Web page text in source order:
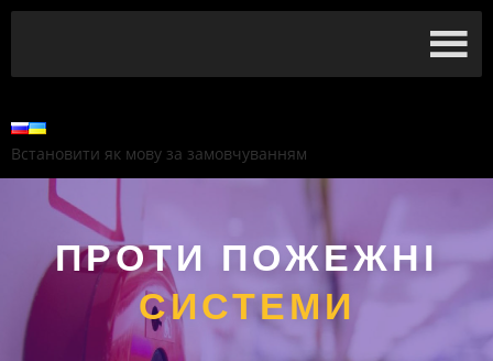
Встановити як мову за замовчуванням
ПРОТИ ПОЖЕЖНІ
СИСТЕМИ